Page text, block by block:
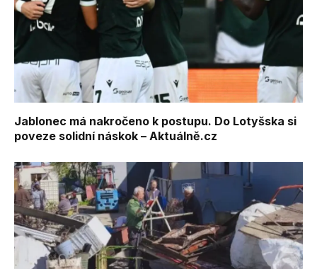
Jablonec má nakročeno k postupu. Do Lotyšska si
poveze solidní náskok – Aktuálně.cz